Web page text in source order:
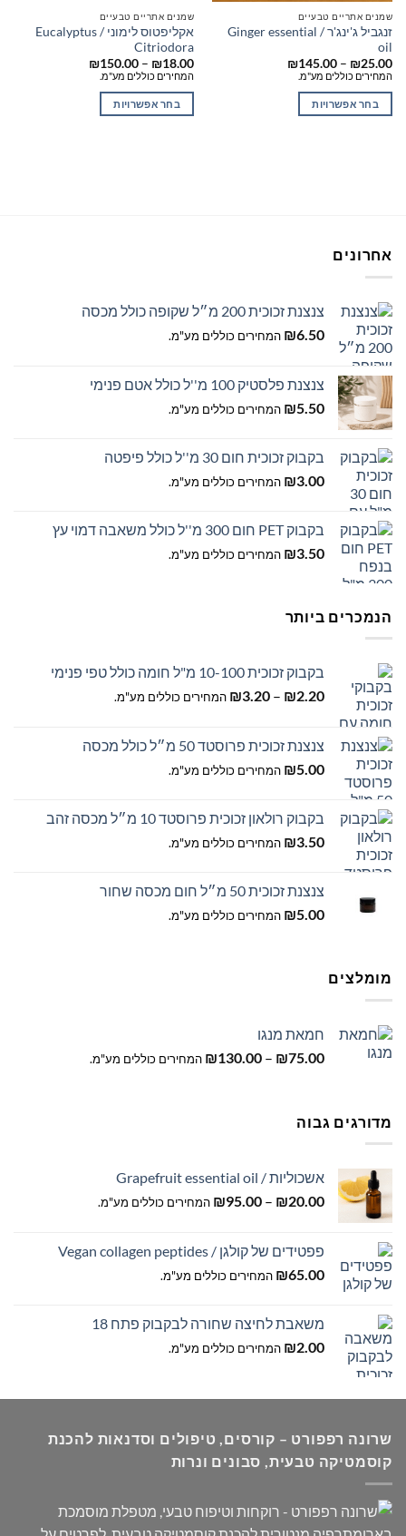
שמנים אתריים טבעיים
זנגביל ג'ינג'ר / Ginger essential
oil
₪25.00
–
₪145.00
טווח
המחירים כוללים מע"מ.
בחר אפשרויות
את
האפשרויות
המוצר
שמנים אתריים טבעיים
אקליפטוס לימוני / Eucalyptus
Citriodora
₪18.00
–
₪150.00
טווח
המחירים כוללים מע"מ.
בחר אפשרויות
המוצר
אחרונים
צנצנת זכוכית 200 מ״ל שקופה כולל מכסה
₪6.50 המחירים כוללים מע"מ.
צנצנת פלסטיק 100 מ''ל כולל אטם פנימי
₪5.50 המחירים כוללים מע"מ.
בקבוק זכוכית חום 30 מ''ל כולל פיפטה
₪3.00 המחירים כוללים מע"מ.
בקבוק PET חום 300 מ''ל כולל משאבה דמוי עץ
₪3.50 המחירים כוללים מע"מ.
הנמכרים ביותר
בקבוק זכוכית 10-100 מ"ל חומה כולל טפי פנימי
₪2.20
–
₪3.20
טווח
עד
המחירים כוללים מע"מ.
צנצנת זכוכית פרוסטד 50 מ״ל כולל מכסה
₪5.00 המחירים כוללים מע"מ.
בקבוק רולאון זכוכית פרוסטד 10 מ״ל מכסה זהב
₪3.50 המחירים כוללים מע"מ.
צנצנת זכוכית 50 מ״ל חום מכסה שחור
₪5.00 המחירים כוללים מע"מ.
מומלצים
חמאת מנגו
₪75.00
–
₪130.00
טווח
המחירים כוללים מע"מ.
מדורגים גבוה
אשכוליות / Grapefruit essential oil
₪20.00
–
₪95.00
טווח
עד
המחירים כוללים מע"מ.
פפטידים של קולגן / Vegan collagen peptides
₪65.00 המחירים כוללים מע"מ.
משאבת לחיצה שחורה לבקבוק פתח 18
₪2.00 המחירים כוללים מע"מ.
שרונה רפפורט – קורסים, טיפולים וסדנאות להכנת
קוסמטיקה טבעית, סבונים ונרות